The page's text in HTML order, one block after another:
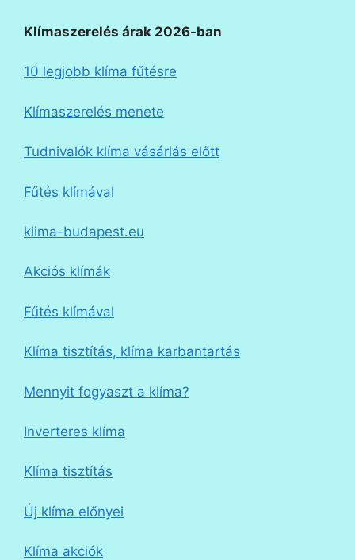
Klímaszerelés árak 2026-ban
10 legjobb klíma fűtésre
Klímaszerelés menete
Tudnivalók klíma vásárlás előtt
Fűtés klímával
klima-budapest.eu
Akciós klímák
Fűtés klímával
Klíma tisztítás, klíma karbantartás
Mennyit fogyaszt a klíma?
Inverteres klíma
Klíma tisztítás
Új klíma előnyei
Klíma akciók